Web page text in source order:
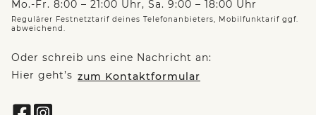
Mo.-Fr. 8:00 – 21:00 Uhr, Sa. 9:00 – 18:00 Uhr
Regulärer Festnetztarif deines Telefonanbieters, Mobilfunktarif ggf.
abweichend.
Oder schreib uns eine Nachricht an:
Hier geht’s zum Kontaktformular